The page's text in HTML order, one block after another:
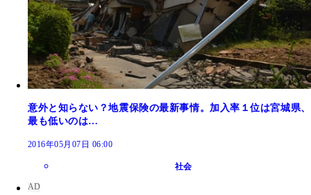
意外と知らない？地震保険の最新事情。加入率１位は宮城県、
最も低いのは…
2016年05月07日 06:00
社会